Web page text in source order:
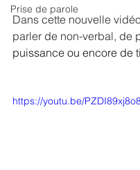
Prise de parole
Dans cette nouvelle
parler de non-verbal, de
puissance ou encore de
https://youtu.be/